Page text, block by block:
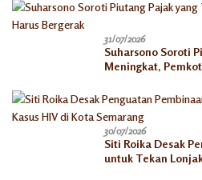
31/07/2026
Suharsono Soroti
Meningkat,
30/07/2026
Siti Roika Desak
untuk Tekan